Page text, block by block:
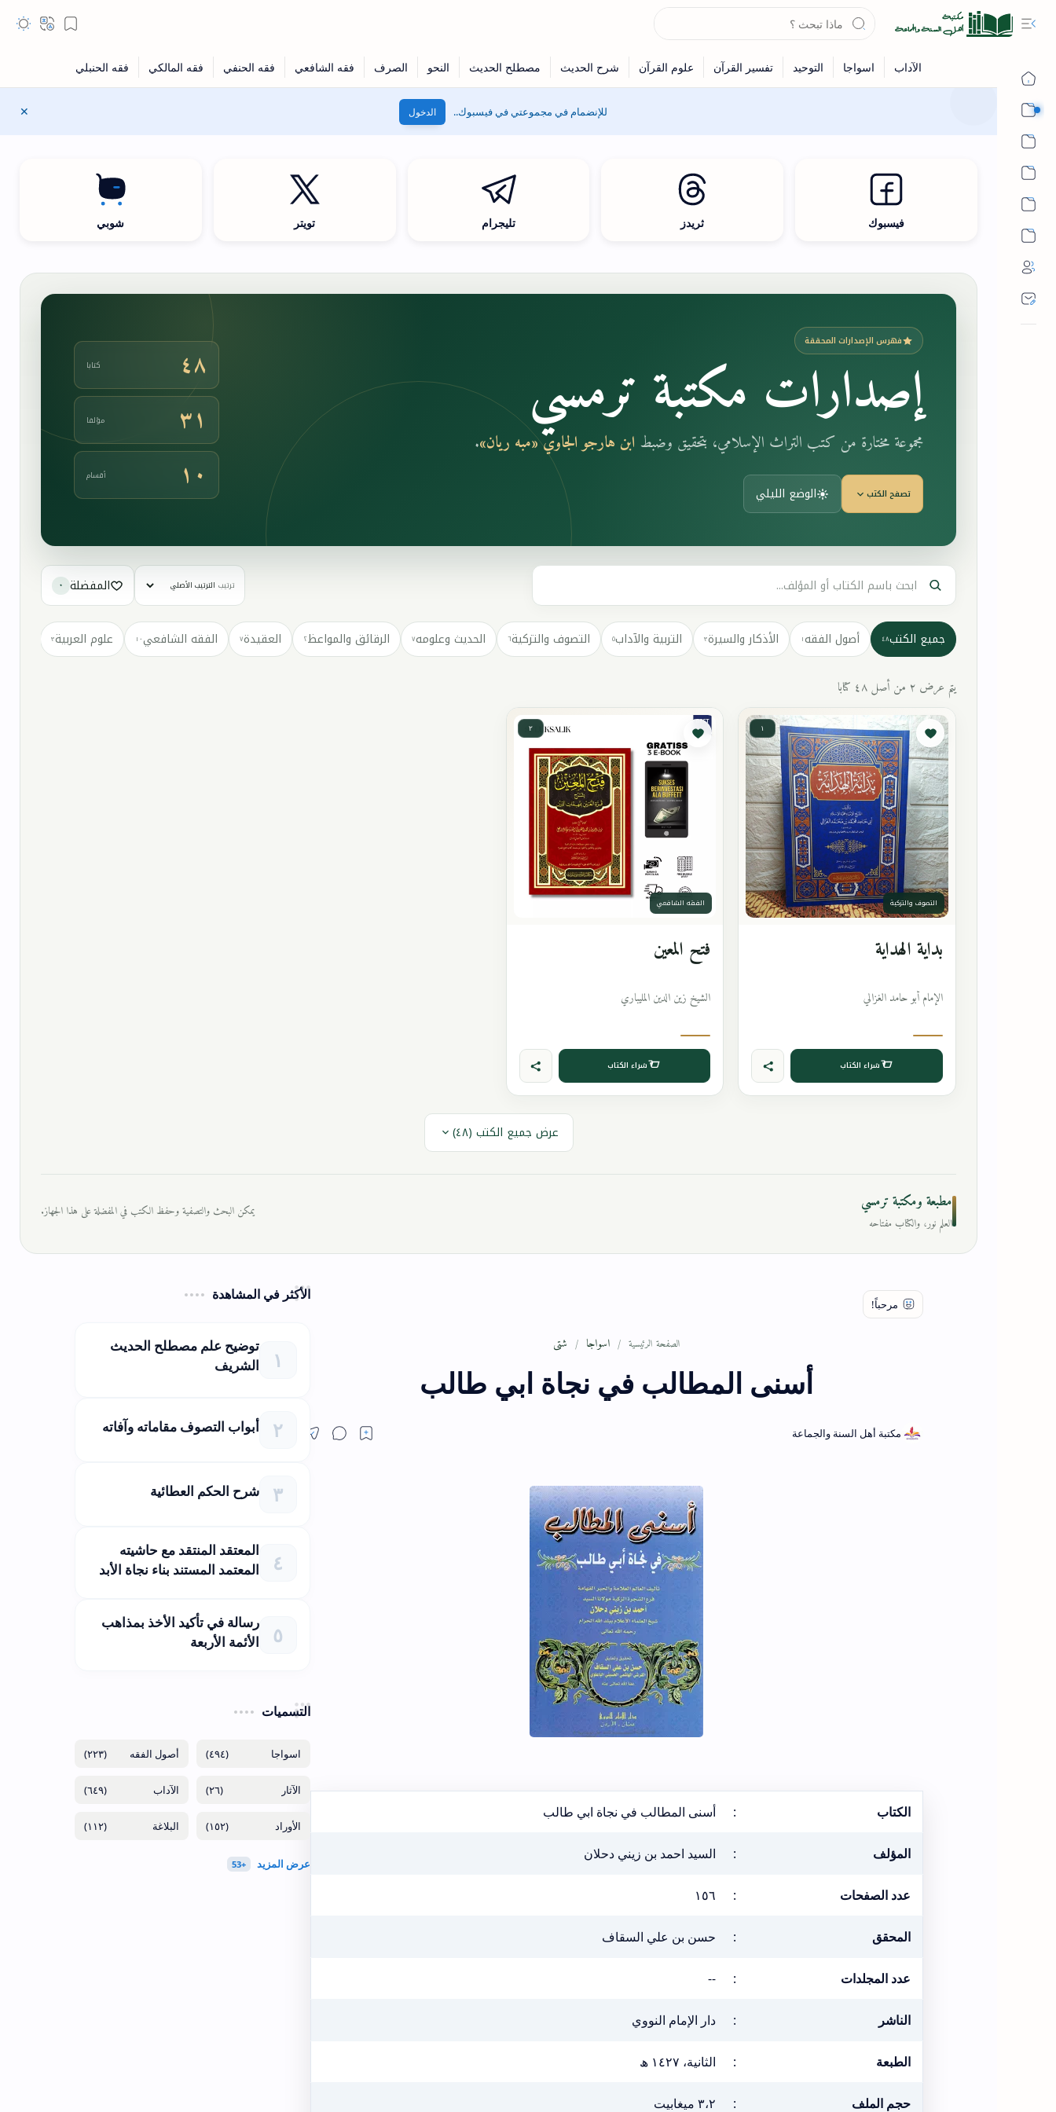
للإنضمام في مجموعتي في فيسبوك.. الدخول
فيسبوك ثريدز تليجرام تويتر شوبي
فهرس الإصدارات المحققة
إصدارات مكتبة ترمسي
مجموعة مختارة من كتب التراث الإسلامي، بتحقيق وضبط ابن هارجو الجاوي «مبه ريان».
تصفح الكتب الوضع الليلي
٤٨ كتابا
٣١ مؤلفا
١٠ أقسام
ترتيب المفضلة ٠
جميع الكتب٤٨ أصول الفقه١ الأذكار والسيرة٣ التربية والآداب٥ التصوف والتزكية٦ الحديث وعلومه٧ الرقائق والمواعظ٢ العقيدة٧ الفقه الشافعي١٠ علوم العربية٣
يتم عرض ٢ من أصل ٤٨ كتابا
١
التصوف والتزكية
بداية الهداية
الإمام أبو حامد الغزالي
شراء الكتاب
٢
الفقه الشافعي
فتح المعين
الشيخ زين الدين المليباري
شراء الكتاب
عرض جميع الكتب (٤٨)
مطبعة ومكتبة ترمسي
العلم نور، والكتاب مفتاحه
يمكن البحث والتصفية وحفظ الكتب في المفضلة على هذا الجهاز.
الصفحة الرئيسية اسواجا شتى
أسنى المطالب في نجاة ابي طالب
الكتاب : أسنى المطالب في نجاة ابي طالب
المؤلف : السيد احمد بن زيني دحلان
عدد الصفحات : ١٥٦
المحقق : حسن بن علي السقاف
عدد المجلدات :
--
الناشر : دار الإمام النووي
الطبعة : الثانية، ١٤٢٧ ھ
حجم الملف : ٣،٢ ميغابيت
الأكثر في المشاهدة
توضيح علم مصطلح الحديث
الشريف
أبواب التصوف مقاماته وآفاته
شرح الحكم العطائية
المعتقد المنتقد مع حاشيته
المعتمد المستند بناء نجاة الأبد
رسالة في تأكيد الأخذ بمذاهب
الأئمة الأربعة
التسميات
(٤٩٤) (٢٢٣)
(٢٦) (٦٤٩)
(١٥٢) (١١٢)